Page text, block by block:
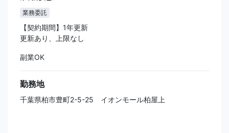
業務委託
【契約期間】1年更新
更新あり、上限なし
副業OK
勤務地
千葉県柏市豊町2-5-25 イオンモール柏屋上